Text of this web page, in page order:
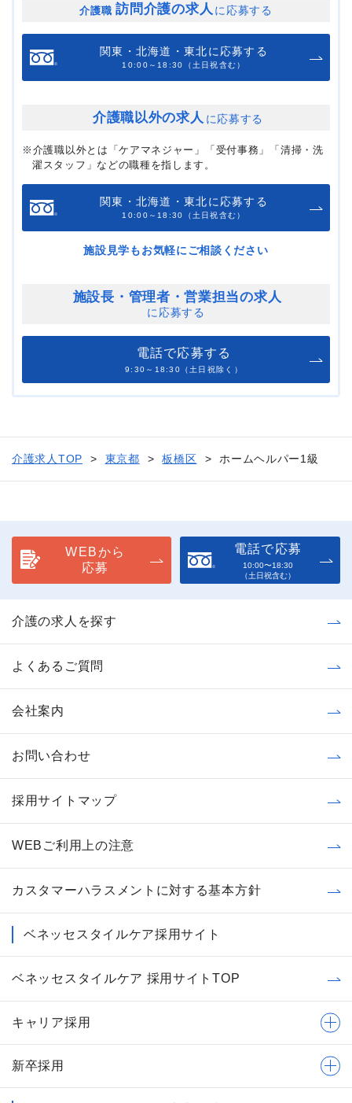
介護職 訪問介護の求人 に応募する
関東・北海道・東北に応募する
10:00～18:30（土日祝含む）
介護職以外の求人 に応募する
※介護職以外とは「ケアマネジャー」「受付事務」「清掃・洗
濯スタッフ」などの職種を指します。
関東・北海道・東北に応募する
10:00～18:30（土日祝含む）
施設見学もお気軽にご相談ください
施設長・管理者・営業担当の求人
に応募する
電話で応募する
9:30～18:30（土日祝除く）
介護求人TOP 東京都 板橋区 ホームヘルパー1級
WEBから
応募
電話で応募
10:00〜18:30
（土日祝含む）
介護の求人を探す
よくあるご質問
会社案内
お問い合わせ
採用サイトマップ
WEBご利用上の注意
カスタマーハラスメントに対する基本方針
ベネッセスタイルケア採用サイト
ベネッセスタイルケア 採用サイトTOP
キャリア採用
新卒採用